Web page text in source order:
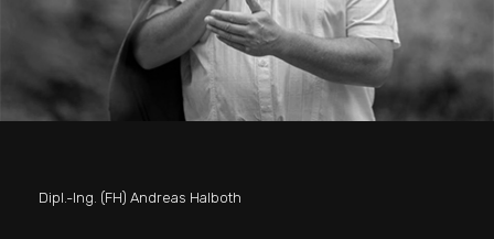
Dipl.-Ing. (FH) Andreas Halboth